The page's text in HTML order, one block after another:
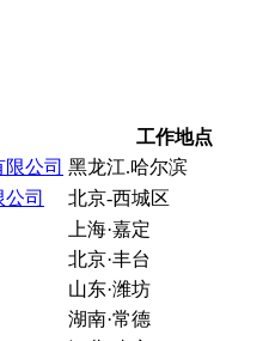
工作地点
公司 黑龙江.哈尔滨
司 北京-西城区
上海·嘉定
北京·丰台
山东·潍坊
湖南·常德